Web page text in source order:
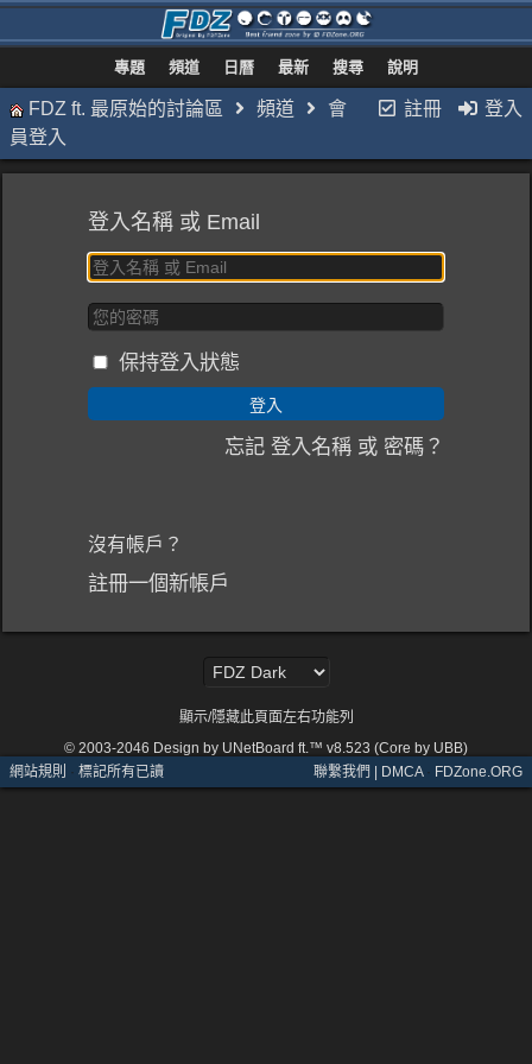
專題 頻道 日曆 最新 搜尋 說明
註冊 登入
FDZ ft. 最原始的討論區 頻道
會
員登入
登入名稱 或 Email
保持登入狀態
忘記 登入名稱 或 密碼？
沒有帳戶？
註冊一個新帳戶
顯示/隱藏此頁面左右功能列
© 2003-2046 Design by UNetBoard ft.™ v8.523 (Core by UBB)
網站規則 · 標記所有已讀 聯繫我們 | DMCA· FDZone.ORG